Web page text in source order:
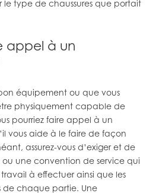
type de chaussures que portait
appel à un
équipement ou que vous
physiquement capable de
pourriez faire appel à un
vous aide à le faire de façon
assurez-vous d’exiger et de
une convention de service qui
à effectuer ainsi que les
de chaque partie. Une